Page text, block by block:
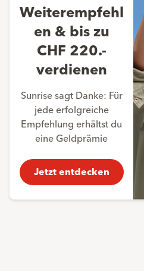
Weiterempfehl
en & bis zu
CHF 220.-
verdienen
Sunrise sagt Danke: Für
jede erfolgreiche
Empfehlung erhältst du
eine Geldprämie
Jetzt entdecken